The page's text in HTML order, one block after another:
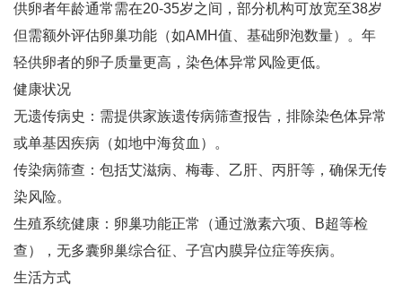
供卵者年龄通常需在20-35岁之间，部分机构可放宽至38岁
但需额外评估卵巢功能（如AMH值、基础卵泡数量）‌。年
轻供卵者的卵子质量更高，染色体异常风险更低‌。
健康状况‌
无遗传病史：需提供家族遗传病筛查报告，排除染色体异常
或单基因疾病（如地中海贫血）‌。
传染病筛查：包括艾滋病、梅毒、乙肝、丙肝等，确保无传
染风险‌。
生殖系统健康：卵巢功能正常（通过激素六项、B超等检
查），无多囊卵巢综合征、子宫内膜异位症等疾病‌。
生活方式‌